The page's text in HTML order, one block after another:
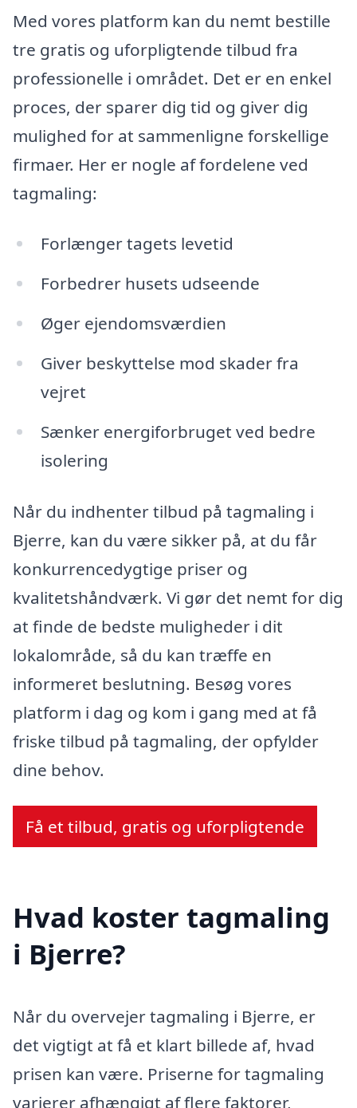
Med vores platform kan du nemt bestille
tre gratis og uforpligtende tilbud fra
professionelle i området. Det er en enkel
proces, der sparer dig tid og giver dig
mulighed for at sammenligne forskellige
firmaer. Her er nogle af fordelene ved
tagmaling:
Forlænger tagets levetid
Forbedrer husets udseende
Øger ejendomsværdien
Giver beskyttelse mod skader fra
vejret
Sænker energiforbruget ved bedre
isolering
Når du indhenter tilbud på tagmaling i
Bjerre, kan du være sikker på, at du får
konkurrencedygtige priser og
kvalitetshåndværk. Vi gør det nemt for dig
at finde de bedste muligheder i dit
lokalområde, så du kan træffe en
informeret beslutning. Besøg vores
platform i dag og kom i gang med at få
friske tilbud på tagmaling, der opfylder
dine behov.
Få et tilbud, gratis og uforpligtende
Hvad koster tagmaling
i Bjerre?
Når du overvejer tagmaling i Bjerre, er
det vigtigt at få et klart billede af, hvad
prisen kan være. Priserne for tagmaling
varierer afhængigt af flere faktorer,